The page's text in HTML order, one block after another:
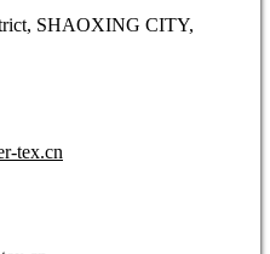
SHAOXING CITY,
tex.cn